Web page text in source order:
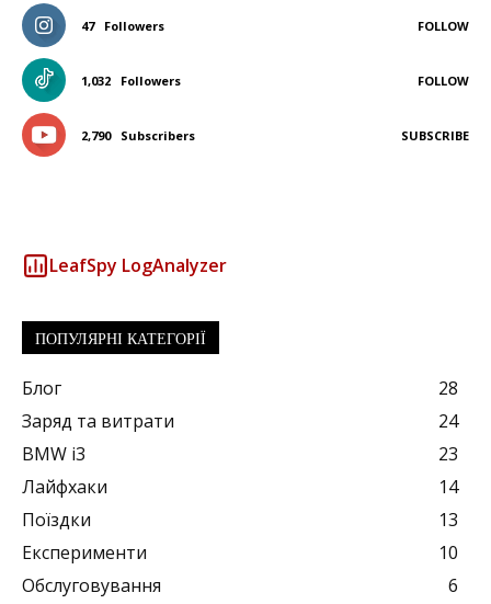
47 Followers FOLLOW
1,032 Followers FOLLOW
2,790 Subscribers SUBSCRIBE
LeafSpy LogAnalyzer
ПОПУЛЯРНІ КАТЕГОРІЇ
Блог
28
Заряд та витрати
24
BMW i3
23
Лайфхаки
14
Поїздки
13
Експерименти
10
Обслуговування
6